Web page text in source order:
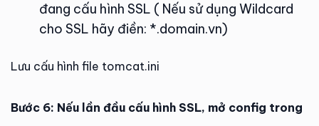
đang cấu hình SSL ( Nếu sử dụng Wildcard
cho SSL hãy điền: *.domain.vn)
Lưu cấu hình file tomcat.ini
Bước 6: Nếu lần đầu cấu hình SSL, mở config trong